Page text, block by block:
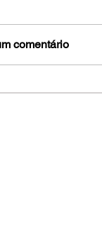
comentário